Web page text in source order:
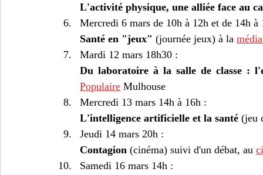
L'activité physique, une alliée face au
Mercredi 6 mars de 10h à 12h et de 14h
Santé en "jeux" (journée jeux) à la
Mardi 12 mars 18h30 :
Du laboratoire à la salle de classe :
Populaire Mulhouse
Mercredi 13 mars 14h à 16h :
L'intelligence artificielle et la santé (jeu
Jeudi 14 mars 20h :
Contagion (cinéma) suivi d'un débat, au
Samedi 16 mars 14h :